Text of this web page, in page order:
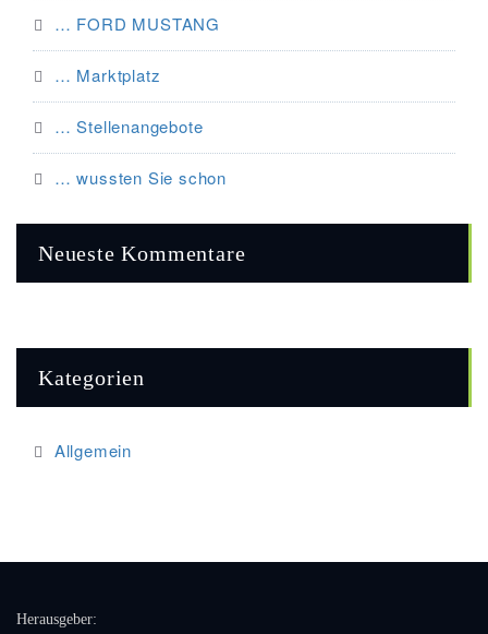
… FORD MUSTANG
… Marktplatz
… Stellenangebote
… wussten Sie schon
Neueste Kommentare
Kategorien
Allgemein
Herausgeber: